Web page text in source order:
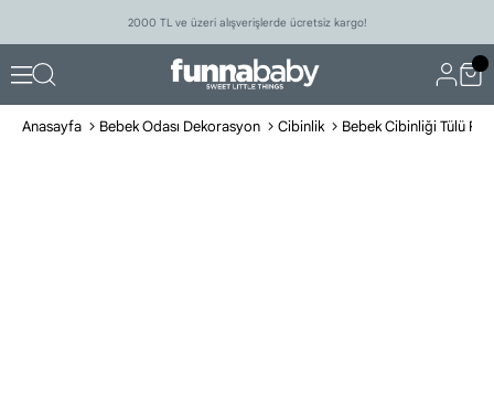
2000 TL ve üzeri alışverişlerde ücretsiz kargo!
Anasayfa Bebek Odası Dekorasyon Cibinlik Bebek Cibinliği Tülü